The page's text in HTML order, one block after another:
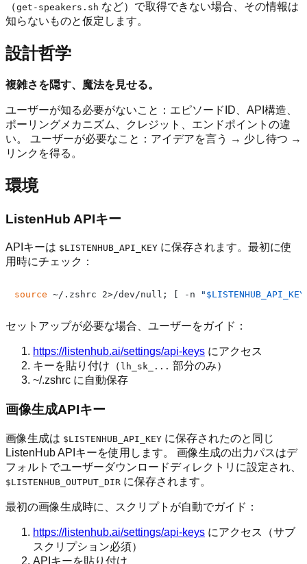
（get-speakers.sh など）で取得できない場合、その情報は
知らないものと仮定します。
設計哲学
複雑さを隠す、魔法を見せる。
ユーザーが知る必要がないこと：エピソードID、API構造、
ポーリングメカニズム、クレジット、エンドポイントの違
い。 ユーザーが必要なこと：アイデアを言う → 少し待つ →
リンクを得る。
環境
ListenHub APIキー
APIキーは $LISTENHUB_API_KEY に保存されます。最初に使
用時にチェック：
source ~/.zshrc 2>/dev/null; [ -n " $LISTENHUB_API_KEY
セットアップが必要な場合、ユーザーをガイド：
https://listenhub.ai/settings/api-keys にアクセス
キーを貼り付け（ lh_sk_... 部分のみ）
~/.zshrc に自動保存
画像生成APIキー
画像生成は $LISTENHUB_API_KEY に保存されたのと同じ
ListenHub APIキーを使用します。 画像生成の出力パスはデ
フォルトでユーザーダウンロードディレクトリに設定され、
$LISTENHUB_OUTPUT_DIR に保存されます。
最初の画像生成時に、スクリプトが自動でガイド：
https://listenhub.ai/settings/api-keys にアクセス（サブ
スクリプション必須）
APIキーを貼り付け